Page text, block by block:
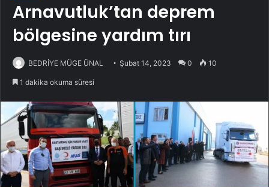
Arnavutluk’tan deprem
bölgesine yardım tırı
BEDRİYE MÜGE ÜNAL Şubat 14, 2023 0 10
1 dakika okuma süresi